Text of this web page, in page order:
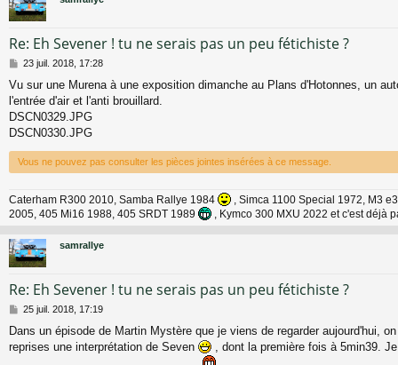
Re: Eh Sevener ! tu ne serais pas un peu fétichiste ?
M
s
s
a
g
23 juil. 2018, 17:28
Vu sur une Murena à une exposition dimanche au Plans d'Hotonnes, un
l'entrée d'air et l'anti brouillard.
DSCN0329.JPG
DSCN0330.JPG
Vous ne pouvez pas consulter les pièces jointes insérées à ce message.
Caterham R300 2010, Samba Rallye 1984
, Simca 1100 Special 1972, M3
2005, 405 Mi16 1988, 405 SRDT 1989
, Kymco 300 MXU 2022 et c'est déjà
samrallye
Re: Eh Sevener ! tu ne serais pas un peu fétichiste ?
M
s
s
25 juil. 2018, 17:19
Dans un épisode de Martin Mystère que je viens de regarder aujourd'hui,
reprises une interprétation de Seven
, dont la première fois à 5min39.